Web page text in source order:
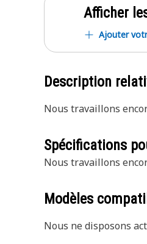
Afficher
Ajouter
Description
Nous travaillons
Spécifications
Nous travaillons
Modèles
Nous ne disposons